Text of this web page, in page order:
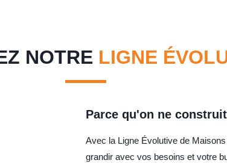
NOTRE LIGNE
Parce qu'on ne
Avec la Ligne Évolutive de
grandir avec vos besoins et votre